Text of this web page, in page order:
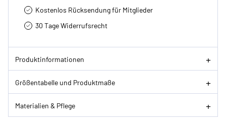
Kostenlos Rücksendung für Mitglieder
30 Tage Widerrufsrecht
Produktinformationen
Größentabelle und Produktmaße
Materialien & Pflege